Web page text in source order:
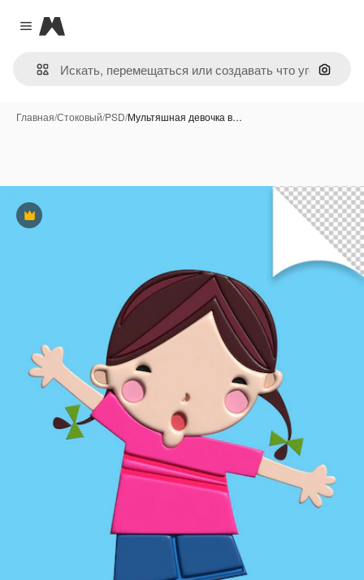
Close menu
Magnific
Поиск
Главная/Стоковый/PSD/Мультяшная девочка в…
Премиум